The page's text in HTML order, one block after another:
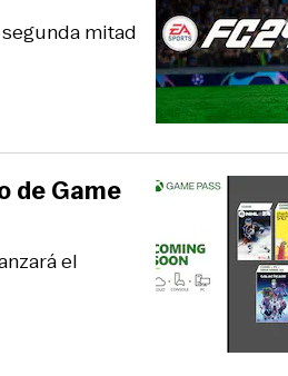
mitad
el
de Game